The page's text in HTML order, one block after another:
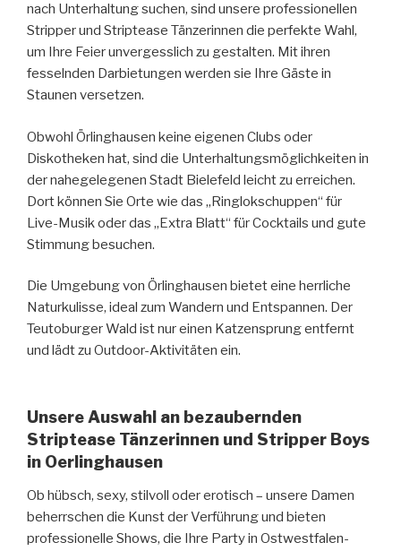
nach Unterhaltung suchen, sind unsere professionellen
Stripper und Striptease Tänzerinnen die perfekte Wahl,
um Ihre Feier unvergesslich zu gestalten. Mit ihren
fesselnden Darbietungen werden sie Ihre Gäste in
Staunen versetzen.
Obwohl Örlinghausen keine eigenen Clubs oder
Diskotheken hat, sind die Unterhaltungsmöglichkeiten in
der nahegelegenen Stadt Bielefeld leicht zu erreichen.
Dort können Sie Orte wie das „Ringlokschuppen“ für
Live-Musik oder das „Extra Blatt“ für Cocktails und gute
Stimmung besuchen.
Die Umgebung von Örlinghausen bietet eine herrliche
Naturkulisse, ideal zum Wandern und Entspannen. Der
Teutoburger Wald ist nur einen Katzensprung entfernt
und lädt zu Outdoor-Aktivitäten ein.
Unsere Auswahl an bezaubernden
Striptease Tänzerinnen und Stripper Boys
in Oerlinghausen
Ob hübsch, sexy, stilvoll oder erotisch – unsere Damen
beherrschen die Kunst der Verführung und bieten
professionelle Shows, die Ihre Party in Ostwestfalen-